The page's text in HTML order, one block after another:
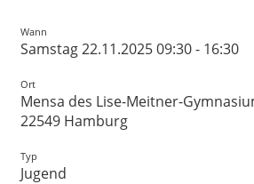
Wann
Samstag 22.11.2025 09:30 - 16:30
Ort
Mensa des Lise-Meitner-
22549 Hamburg
Typ
Jugend